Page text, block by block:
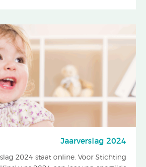
Jaarverslag 2024
2024 staat online. Voor Stichting